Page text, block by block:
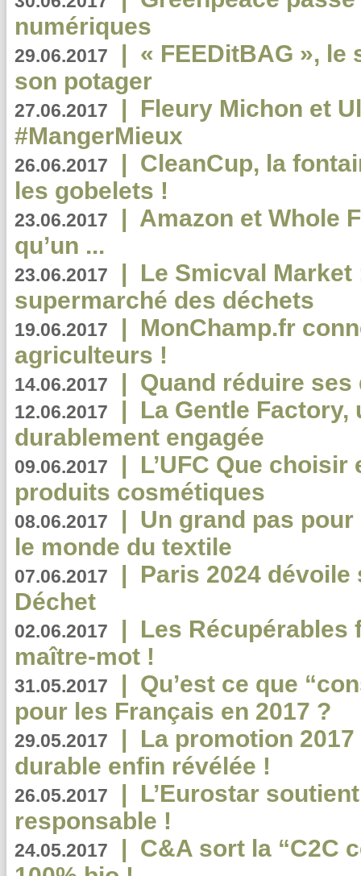
numériques
29.06.2017 | « FEEDitBAG », le
son potager
27.06.2017 | Fleury Michon et
#MangerMieux
26.06.2017 | CleanCup, la
les gobelets !
23.06.2017 | Amazon et Whole
qu’un ...
23.06.2017 | Le Smicval
supermarché des déchets
19.06.2017 | MonChamp.fr
agriculteurs !
14.06.2017 | Quand réduire
12.06.2017 | La Gentle
durablement engagée
09.06.2017 | L’UFC Que
produits cosmétiques
08.06.2017 | Un grand pas
le monde du textile
07.06.2017 | Paris 2024
Déchet
02.06.2017 | Les Récupérables
maître-mot !
31.05.2017 | Qu’est ce que
pour les Français en 2017 ?
29.05.2017 | La promotion
durable enfin révélée !
26.05.2017 | L’Eurostar
responsable !
24.05.2017 | C&A sort la “C2C